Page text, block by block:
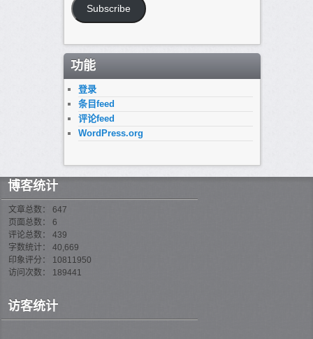
箱
地
Subscribe
功能
登录
条目feed
评论feed
WordPress.org
博客统计
文章总数： 647
页面总数： 6
评论总数： 439
字数统计： 40,669
印象评分： 10811950
访问次数： 189441
访客统计